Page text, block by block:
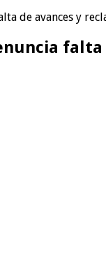
de avances y